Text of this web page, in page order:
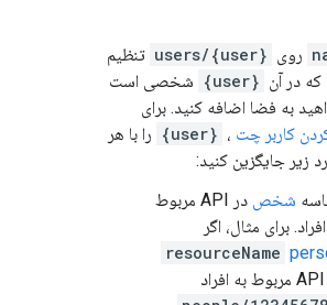
روی users/{user} تنظیم
در آن {user}
شخصی است
به فضا اضافه کنید. برای
کاربر چت ، {user}
را با هر
زیر جایگزین کنید:
شخص
در API مربوط
برای مثال، اگر
resourceName